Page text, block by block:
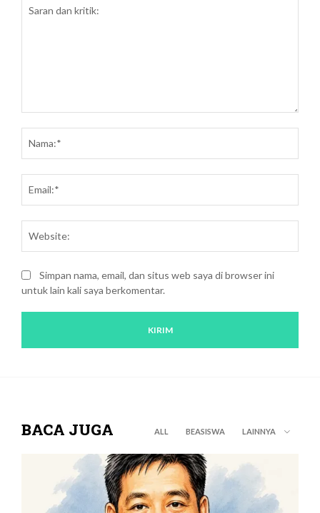
kritik:
Simpan nama, email, dan situs web saya di browser ini
untuk lain kali saya berkomentar.
BACA JUGA ALL BEASISWA LAINNYA